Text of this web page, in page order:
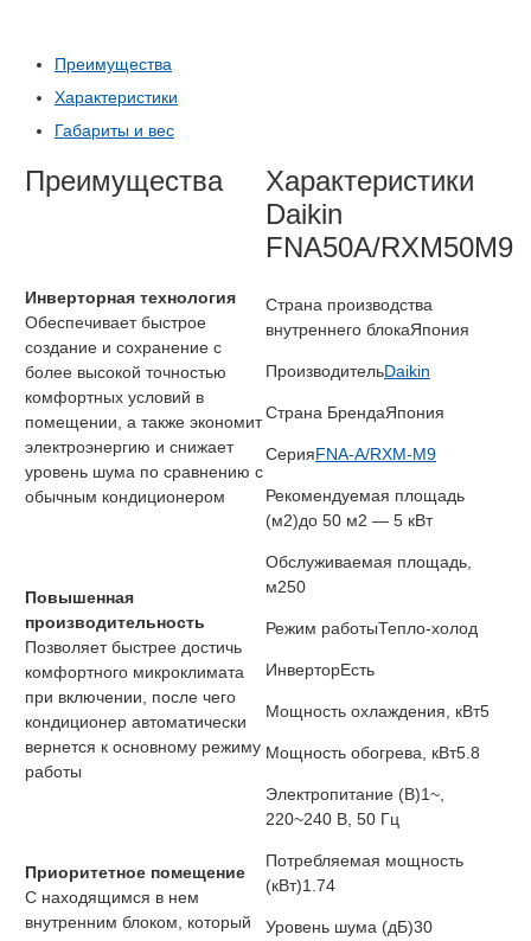
Преимущества
Характеристики
Габариты и вес
Преимущества
Инверторная технология
Обеспечивает быстрое
создание и сохранение с
более высокой точностью
комфортных условий в
помещении, а также экономит
электроэнергию и снижает
уровень шума по сравнению с
обычным кондиционером
Повышенная
производительность
Позволяет быстрее достичь
комфортного микроклимата
при включении, после чего
кондиционер автоматически
вернется к основному режиму
работы
Приоритетное помещение
С находящимся в нем
внутренним блоком, который
Характеристики
Daikin
FNA50A/RXM50M9
Страна производства
внутреннего блокаЯпония
ПроизводительDaikin
Страна БрендаЯпония
СерияFNA-A/RXM-M9
Рекомендуемая площадь
(м2)до 50 м2 — 5 кВт
Обслуживаемая площадь,
м250
Режим работыТепло-холод
ИнверторЕсть
Мощность охлаждения, кВт5
Мощность обогрева, кВт5.8
Электропитание (В)1~,
220~240 В, 50 Гц
Потребляемая мощность
(кВт)1.74
Уровень шума (дБ)30